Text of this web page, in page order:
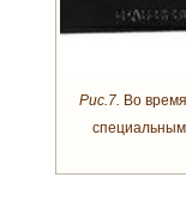
Рис.7. Во